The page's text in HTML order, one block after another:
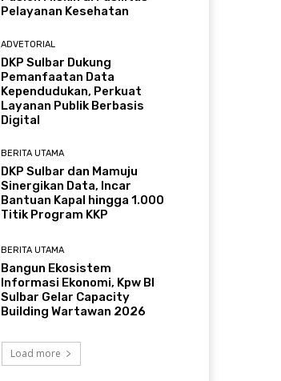
Pelayanan Kesehatan
ADVETORIAL
DKP Sulbar Dukung
Pemanfaatan Data
Kependudukan, Perkuat
Layanan Publik Berbasis
Digital
BERITA UTAMA
DKP Sulbar dan Mamuju
Sinergikan Data, Incar
Bantuan Kapal hingga 1.000
Titik Program KKP
BERITA UTAMA
Bangun Ekosistem
Informasi Ekonomi, Kpw BI
Sulbar Gelar Capacity
Building Wartawan 2026
Load more